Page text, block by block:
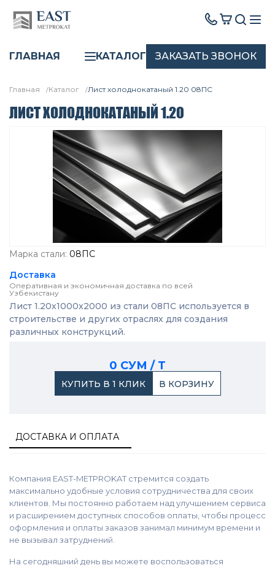
ГЛАВНАЯ КАТАЛОГ ЗАКАЗАТЬ ЗВОНОК
Главная Каталог Лист холоднокатаный 1.20 08ПС
ЛИСТ ХОЛОДНОКАТАНЫЙ 1.20
Марка стали: 08ПС
Доставка
Оперативная и экономичная доставка по всей
Узбекистану
Лист 1.20x1000x2000 из стали 08ПС используется в
строительстве и других отраслях для создания
различных конструкций.
0 СУМ / Т
КУПИТЬ В 1 КЛИК В КОРЗИНУ
ДОСТАВКА И ОПЛАТА
Компания EAST-METPROKAT стремится создать
максимально удобные условия сотрудничества для своих
клиентов. Мы постоянно работаем над улучшением сервиса
и расширением доступных способов оплаты, чтобы процесс
оформления и оплаты заказов занимал минимум времени и
не вызывал затруднений.
На сегодняшний день вы можете воспользоваться